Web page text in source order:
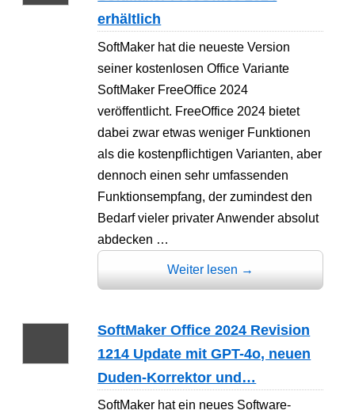
erhältlich
SoftMaker hat die neueste Version
seiner kostenlosen Office Variante
SoftMaker FreeOffice 2024
veröffentlicht. FreeOffice 2024 bietet
dabei zwar etwas weniger Funktionen
als die kostenpflichtigen Varianten, aber
dennoch einen sehr umfassenden
Funktionsempfang, der zumindest den
Bedarf vieler privater Anwender absolut
abdecken …
Weiter lesen →
SoftMaker Office 2024 Revision
1214 Update mit GPT-4o, neuen
Duden-Korrektor und…
SoftMaker hat ein neues Software-